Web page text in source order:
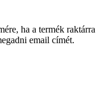
ha a termék raktárra
email címét.